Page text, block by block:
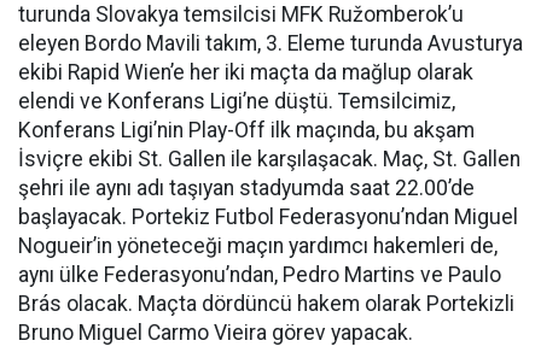
turunda Slovakya temsilcisi MFK Ružomberok’u
eleyen Bordo Mavili takım, 3. Eleme turunda Avusturya
ekibi Rapid Wien’e her iki maçta da mağlup olarak
elendi ve Konferans Ligi’ne düştü. Temsilcimiz,
Konferans Ligi’nin Play-Off ilk maçında, bu akşam
İsviçre ekibi St. Gallen ile karşılaşacak. Maç, St. Gallen
şehri ile aynı adı taşıyan stadyumda saat 22.00’de
başlayacak. Portekiz Futbol Federasyonu’ndan Miguel
Nogueir’in yöneteceği maçın yardımcı hakemleri de,
aynı ülke Federasyonu’ndan, Pedro Martins ve Paulo
Brás olacak. Maçta dördüncü hakem olarak Portekizli
Bruno Miguel Carmo Vieira görev yapacak.